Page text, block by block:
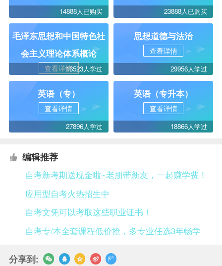
14888人已购买 23888人已购买
毛泽东思想和中国特色社
会主义理论体系概论
查看详情16523人学过
思想道德与法治
查看详情
29956人学过
英语（专）
查看详情
27896人学过
英语（专升本）
查看详情
18866人学过
编辑推荐
自考新考期送现金啦~老朋带新友，一起赚学费！
应用型自考火热招生中
自考文凭可以考取这些职业证书！
自考专/本全套课程低价抢，多专业任选3年畅学
分享到: